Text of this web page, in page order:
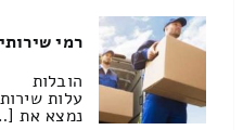
רמי
הובלות
עלות
נמצא את